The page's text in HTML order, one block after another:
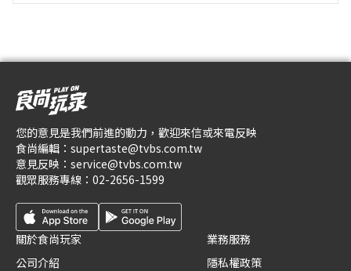
您的意見是我們前進的動力，歡迎來信或來電反映
食尚編輯： supertaste@tvbs.com.tw
意見反映： service@tvbs.com.tw
觀眾服務專線： 02-2656-1599
關於食尚玩家
公司介紹
業務服務
隱私權政策